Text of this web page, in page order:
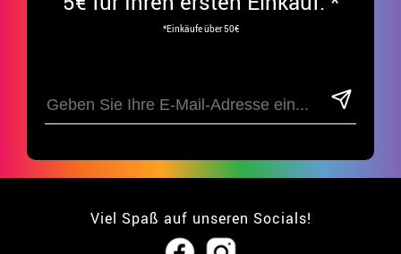
*Einkäufe über 50€
Viel Spaß auf unseren Socials!